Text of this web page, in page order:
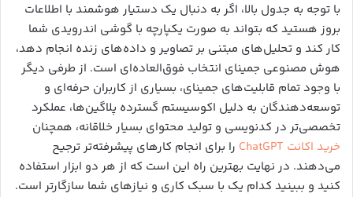
با توجه به جدول بالا، اگر به دنبال یک دستیار هوشمند با اطلاعات
بروز هستید که بتواند به صورت یکپارچه با گوشی اندرویدی شما
کار کند و تحلیل‌های مبتنی بر تصاویر و داده‌های زنده انجام دهد،
هوش مصنوعی جمینای انتخاب فوق‌العاده‌ای است. از طرفی دیگر
با وجود تمام قابلیت‌های جمینای، بسیاری از کاربران حرفه‌ای و
توسعه‌دهندگان به دلیل اکوسیستم گسترده پلاگین‌ها، عملکرد
تخصصی‌تر در کدنویسی و تولید محتوای بسیار خلاقانه، همچنان
خرید اکانت ChatGPT
را برای انجام کارهای پیشرفته‌تر ترجیح
می‌دهند. در نهایت بهترین راه این است که از هر دو ابزار استفاده
کنید و ببینید کدام یک با سبک کاری و نیازهای شما سازگارتر است.